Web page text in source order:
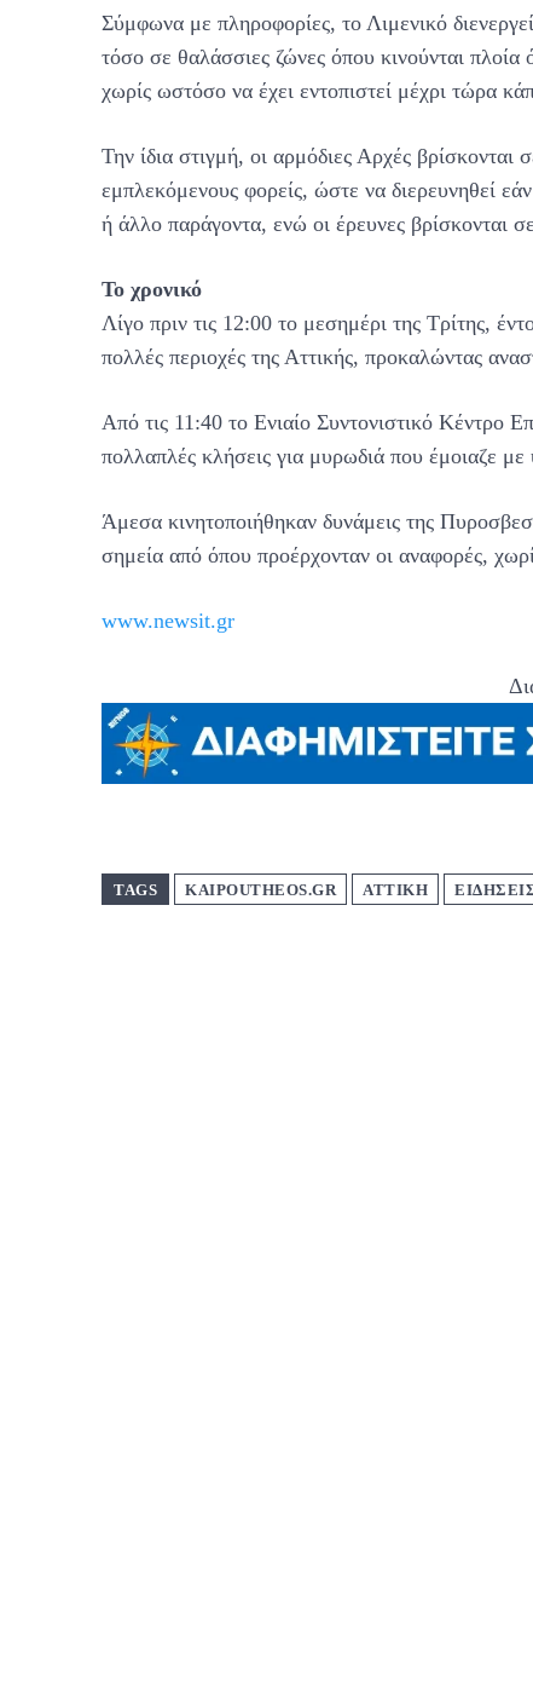
Σύμφωνα με πληροφορίες, το Λιμενικό
τόσο σε θαλάσσιες ζώνες όπου κινούνται πλοία
χωρίς ωστόσο να έχει εντοπιστεί μέχρι τώρα
Την ίδια στιγμή, οι αρμόδιες Αρχές
εμπλεκόμενους φορείς, ώστε να διερευνηθεί
ή άλλο παράγοντα, ενώ οι έρευνες βρίσκονται
Το χρονικό
Λίγο πριν τις 12:00 το μεσημέρι της Τρίτης,
πολλές περιοχές της Αττικής, προκαλώντας
Από τις 11:40 το Ενιαίο Συντονιστικό Κέντρο
πολλαπλές κλήσεις για μυρωδιά που έμοιαζε
Άμεσα κινητοποιήθηκαν δυνάμεις της
σημεία από όπου προέρχονταν οι αναφορές,
www.newsit.gr
TAGS KAIPOUTHEOS.GR ΑΤΤΙΚΗ